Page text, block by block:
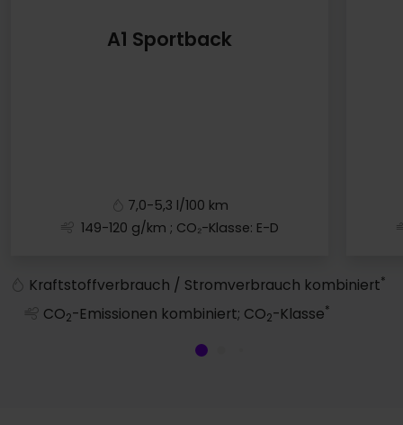
A1 Sportback
7,0-5,3 l/100 km
149-120 g/km ; CO₂-Klasse: E-D
Kraftstoffverbrauch / Stromverbrauch kombiniert*
CO2-Emissionen kombiniert; CO2-Klasse*